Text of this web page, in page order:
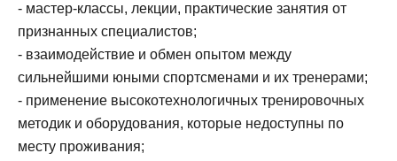
- мастер-классы, лекции, практические занятия от
признанных специалистов;
- взаимодействие и обмен опытом между
сильнейшими юными спортсменами и их тренерами;
- применение высокотехнологичных тренировочных
методик и оборудования, которые недоступны по
месту проживания;